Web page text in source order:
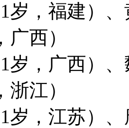
岁，福建） 、
广西）
岁，广西）
江）
岁，江苏）